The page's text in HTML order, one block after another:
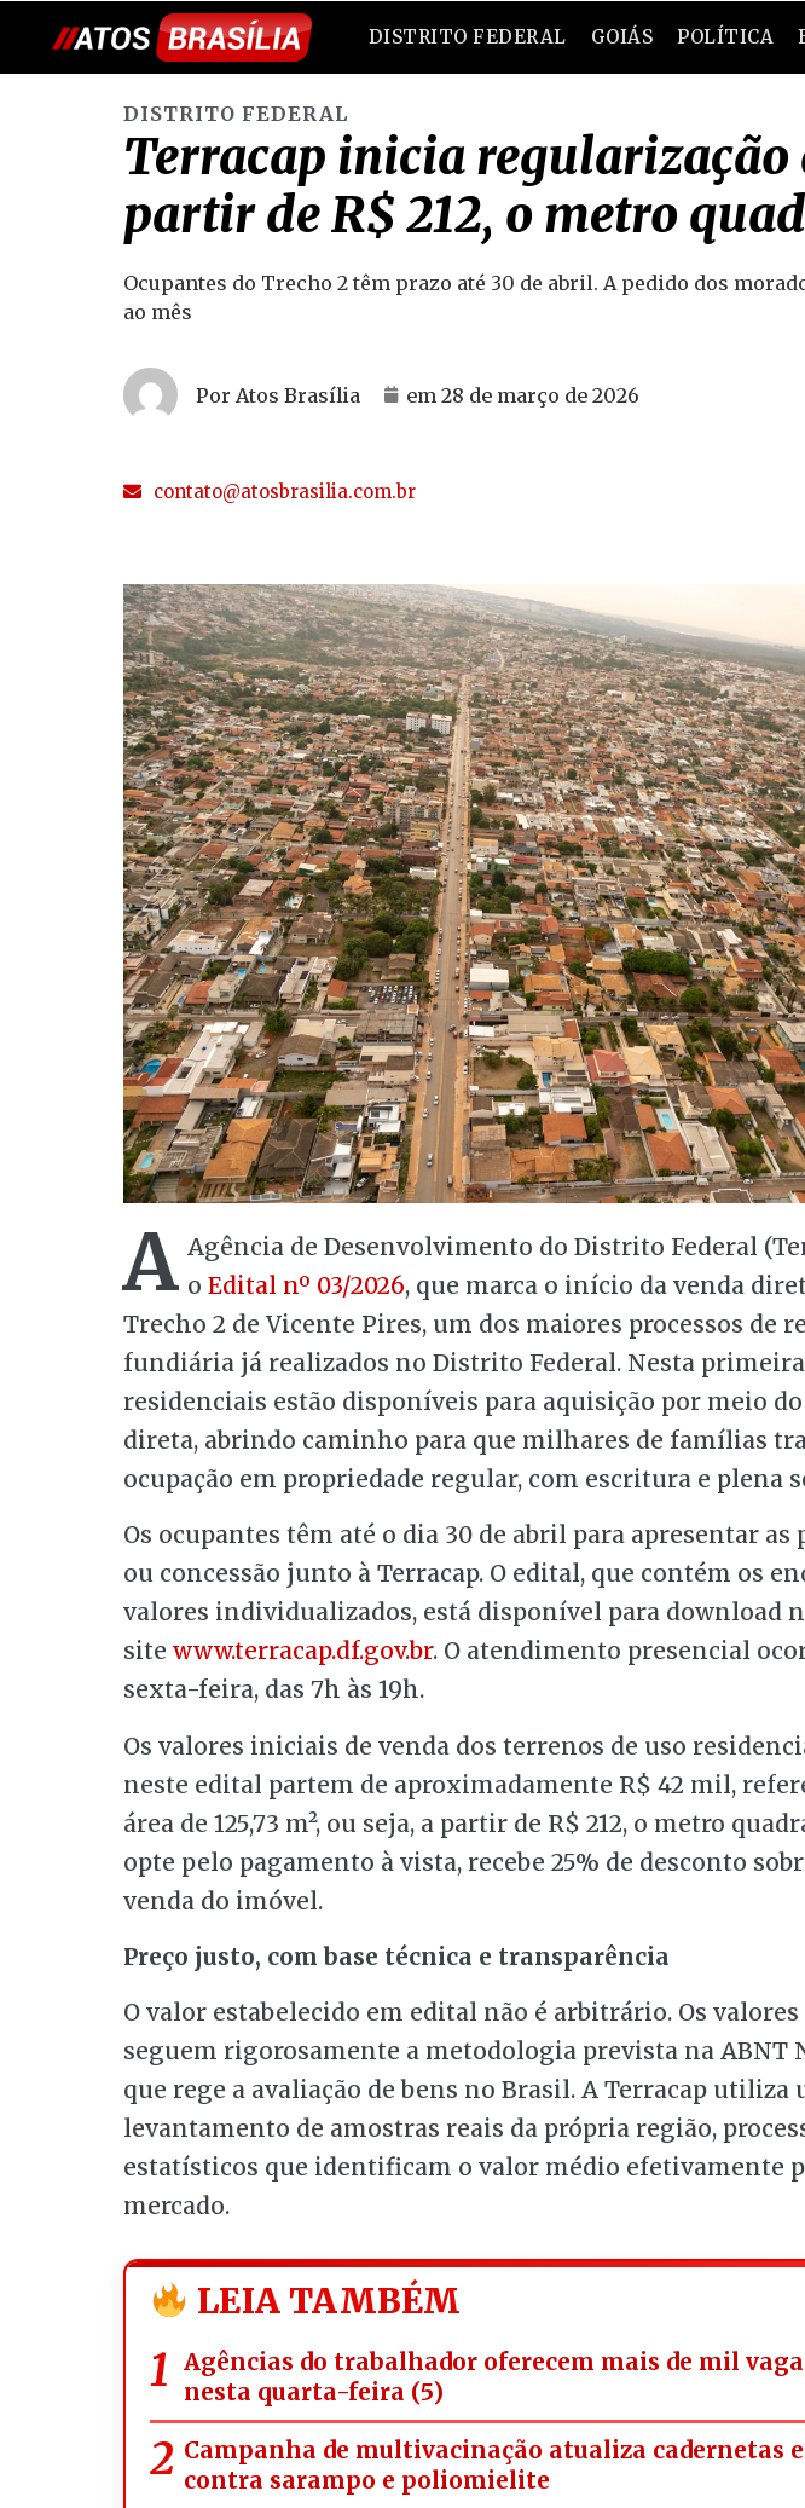
DISTRITO FEDERAL GOIÁS POLÍTICA
DISTRITO FEDERAL
Terracap inicia regularização
partir de R$ 212, o metro
Ocupantes do Trecho 2 têm prazo até 30 de abril. A pedido dos
ao mês
Por Atos Brasília em 28 de março de 2026
contato@atosbrasilia.com.br
A Agência de Desenvolvimento do Distrito Federal
o Edital nº 03/2026, que marca o início da venda
Trecho 2 de Vicente Pires, um dos maiores processos de
fundiária já realizados no Distrito Federal. Nesta
residenciais estão disponíveis para aquisição por meio
direta, abrindo caminho para que milhares de famílias
ocupação em propriedade regular, com escritura e plena
Os ocupantes têm até o dia 30 de abril para apresentar as
ou concessão junto à Terracap. O edital, que contém os
valores individualizados, está disponível para download
site www.terracap.df.gov.br. O atendimento presencial
sexta-feira, das 7h às 19h.
Os valores iniciais de venda dos terrenos de uso
neste edital partem de aproximadamente R$ 42 mil,
área de 125,73 m², ou seja, a partir de R$ 212, o metro
opte pelo pagamento à vista, recebe 25% de desconto
venda do imóvel.
Preço justo, com base técnica e transparência
O valor estabelecido em edital não é arbitrário. Os
seguem rigorosamente a metodologia prevista na ABNT
que rege a avaliação de bens no Brasil. A Terracap utiliza
levantamento de amostras reais da própria região,
estatísticos que identificam o valor médio efetivamente
mercado.
LEIA TAMBÉM
Agências do trabalhador oferecem mais de mil
nesta quarta-feira (5)
Campanha de multivacinação atualiza cadernetas
contra sarampo e poliomielite